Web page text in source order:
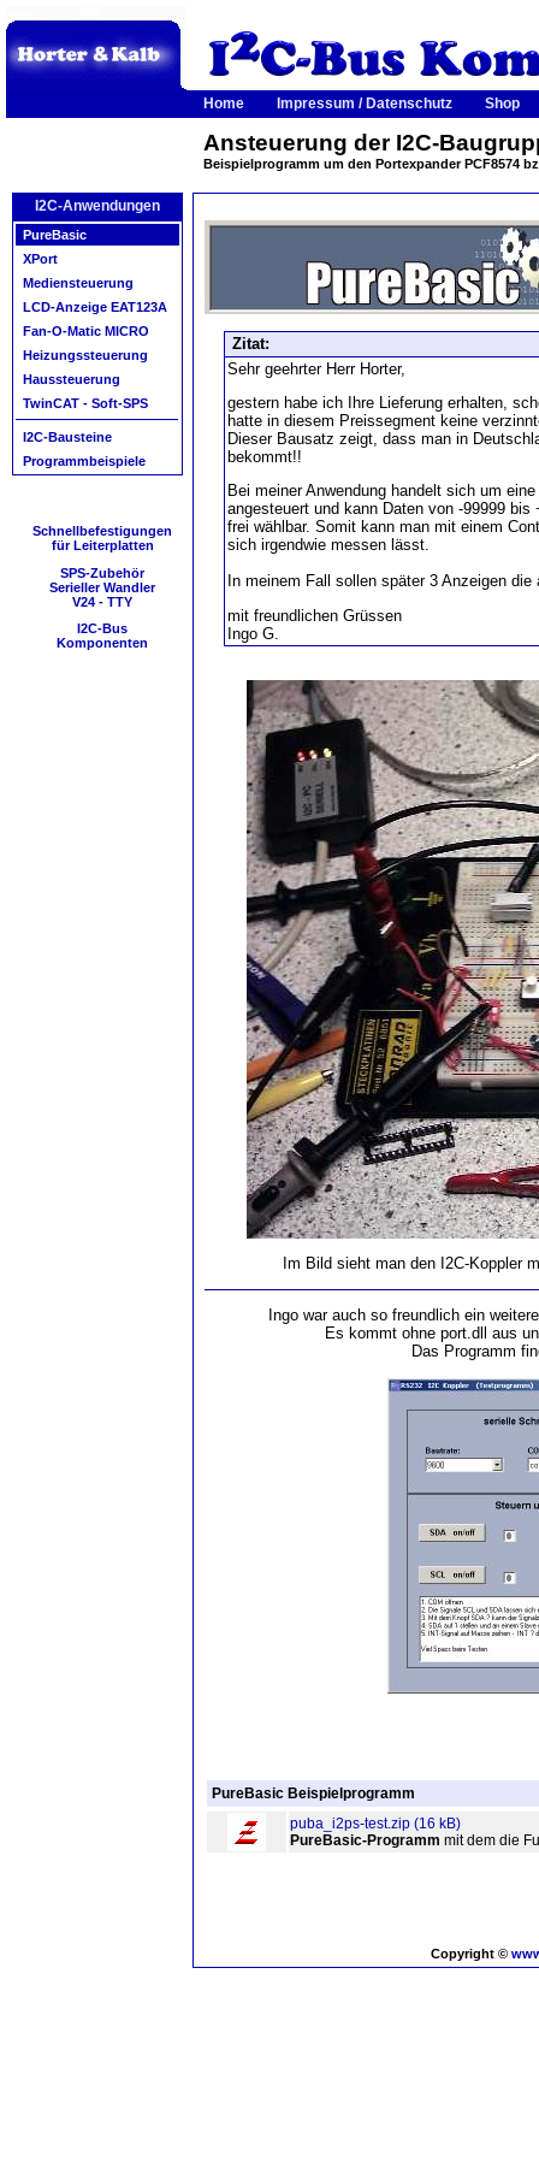
Home Impressum / Datenschutz Shop
Ansteuerung der I2C-
Beispielprogramm um den Portexpander PCF8574
I2C-Anwendungen
PureBasic
XPort
Mediensteuerung
LCD-Anzeige EAT123A
Fan-O-Matic MICRO
Heizungssteuerung
Haussteuerung
TwinCAT - Soft-SPS
I2C-Bausteine
Programmbeispiele
Schnellbefestigungen
für Leiterplatten
SPS-Zubehör
Serieller Wandler
V24 - TTY
I2C-Bus
Komponenten
Zitat:
Sehr geehrter Herr Horter,
gestern habe ich Ihre Lieferung erhalten,
hatte in diesem Preissegment keine
Dieser Bausatz zeigt, dass man in
bekommt!!
Bei meiner Anwendung handelt sich um
angesteuert und kann Daten von -99999
frei wählbar. Somit kann man mit einem
sich irgendwie messen lässt.
In meinem Fall sollen später 3 Anzeigen
mit freundlichen Grüssen
Ingo G.
Im Bild sieht man den I2C-Koppler
Ingo war auch so freundlich ein
Es kommt ohne port.dll aus
Das Programm
PureBasic Beispielprogramm
puba_i2ps-test.zip (16 kB)
PureBasic-Programm mit dem die
Copyright ©